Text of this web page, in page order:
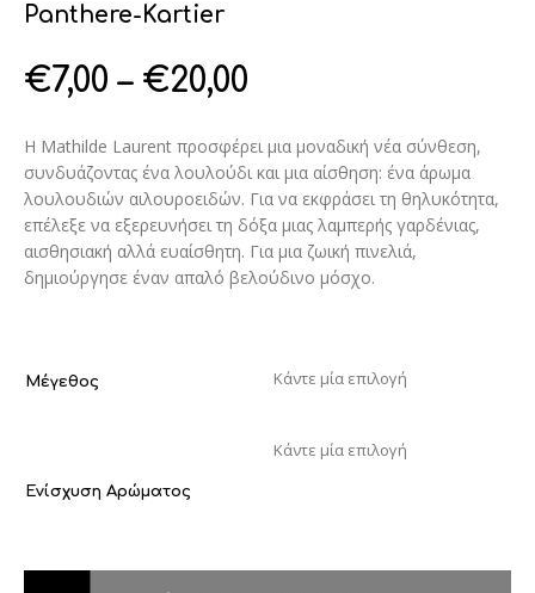
Panthere-Kartier
€7,00 – €20,00
Η Mathilde Laurent προσφέρει μια μοναδική νέα σύνθεση,
συνδυάζοντας ένα λουλούδι και μια αίσθηση: ένα άρωμα
λουλουδιών αιλουροειδών. Για να εκφράσει τη θηλυκότητα,
επέλεξε να εξερευνήσει τη δόξα μιας λαμπερής γαρδένιας,
αισθησιακή αλλά ευαίσθητη. Για μια ζωική πινελιά,
δημιούργησε έναν απαλό βελούδινο μόσχο.
Μέγεθος
Ενίσχυση Αρώματος